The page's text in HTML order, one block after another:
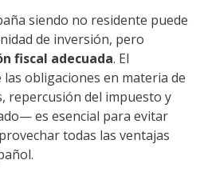
siendo no residente puede
de inversión, pero
fiscal adecuada. El
obligaciones en materia de
repercusión del impuesto y
es esencial para evitar
todas las ventajas